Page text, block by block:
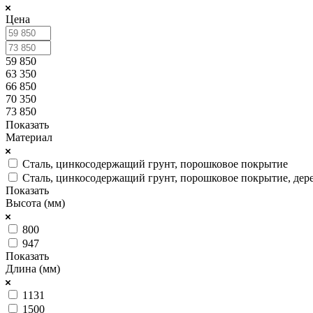
Цена
59 850
63 350
66 850
70 350
73 850
Показать
Материал
Сталь, цинкосодержащий грунт, порошковое покрытие
Сталь, цинкосодержащий грунт, порошковое покрытие,
Показать
Высота (мм)
800
947
Показать
Длина (мм)
1131
1500